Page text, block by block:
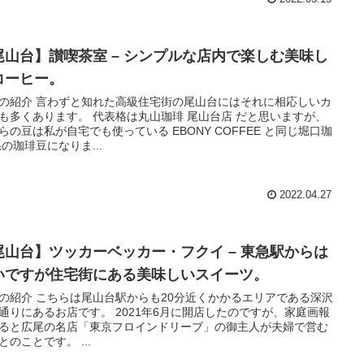
山台】讃喫茶室 – シンプルな店内で楽しむ美味し
ヒー。
紹介 言わずと知れた高級住宅街の尾山台にはそれに相応しいカ
多くあります。 代表格は丸山珈琲 尾山台店 だと思いますが、
の豆は私が自宅でも使っている EBONY COFFEE と同じ堀口珈
珈琲豆になりま...
2022.04.27
山台】ツッカーベッカー・フクイ – 東急駅からは
ですが住宅街にある美味しいスイーツ。
紹介 こちらは尾山台駅からも20分近くかかるエリアである深沢
りにあるお店です。 2021年6月に開店したのですが、家庭画報
と広尾の名店「東京フロインドリーブ」の御主人が夫婦で営む
のことです。 ...